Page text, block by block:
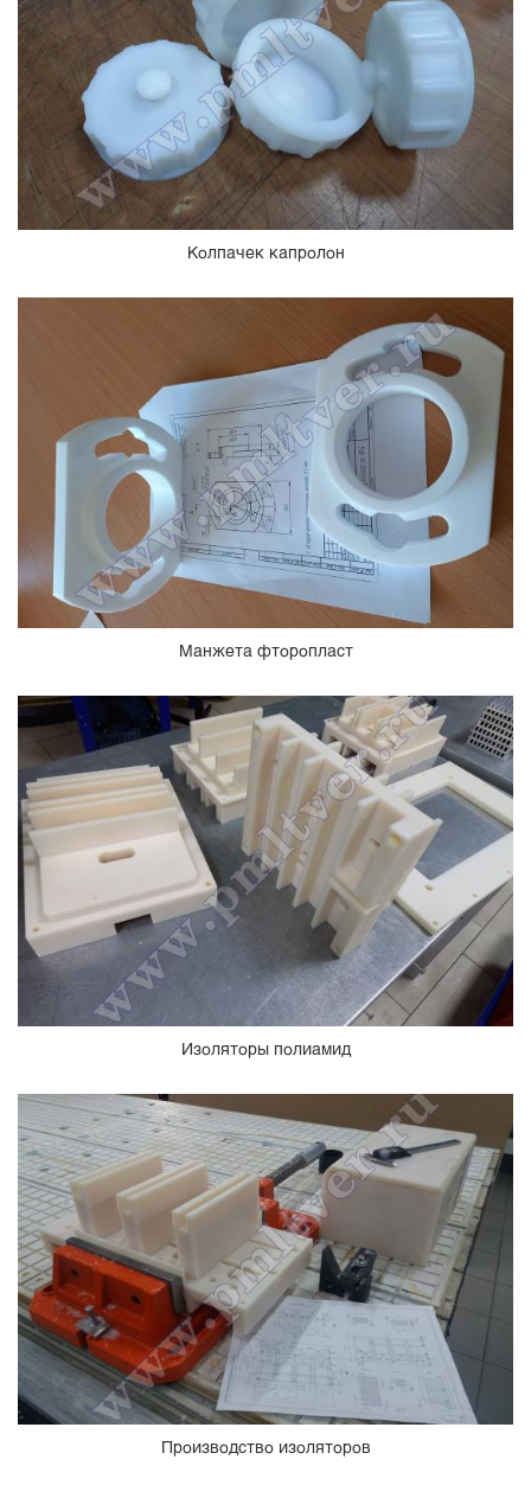
Колпачек капролон
Манжета фторопласт
Изоляторы полиамид
Производство изоляторов